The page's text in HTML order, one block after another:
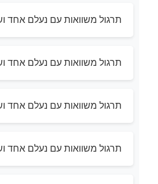
תרגול משוואות עם נעלם אחד
תרגול משוואות עם נעלם אחד
תרגול משוואות עם נעלם אחד
תרגול משוואות עם נעלם אחד